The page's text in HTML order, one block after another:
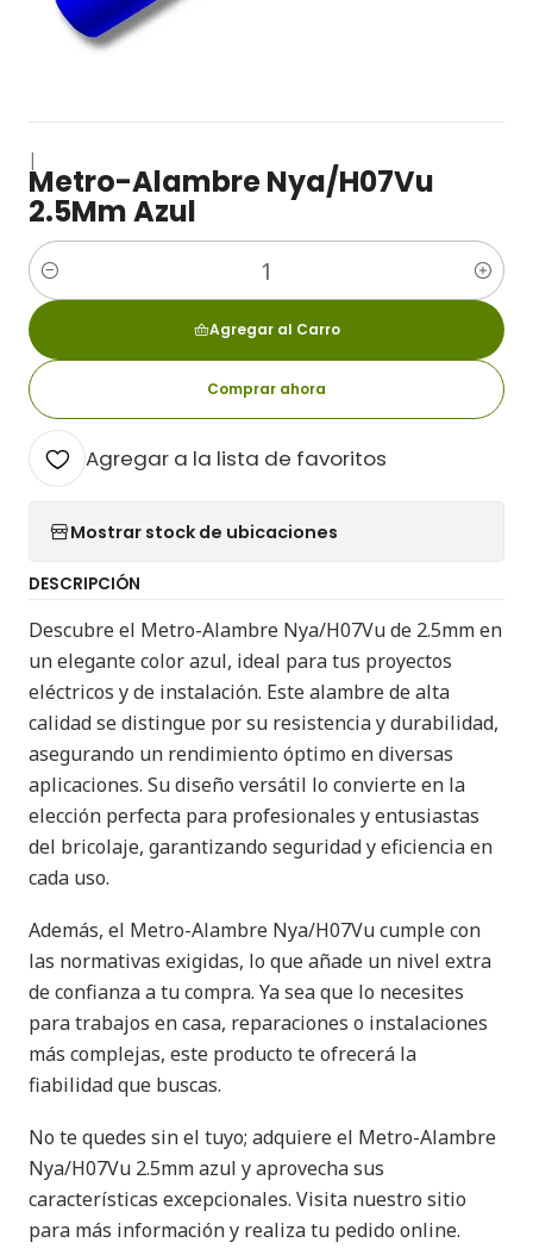
|
Metro-Alambre Nya/H07Vu
2.5Mm Azul
Cantidad
Agregar al Carro
Comprar ahora
Agregar a la lista de favoritos
Mostrar stock de ubicaciones
DESCRIPCIÓN
Descubre el Metro-Alambre Nya/H07Vu de 2.5mm en
un elegante color azul, ideal para tus proyectos
eléctricos y de instalación. Este alambre de alta
calidad se distingue por su resistencia y durabilidad,
asegurando un rendimiento óptimo en diversas
aplicaciones. Su diseño versátil lo convierte en la
elección perfecta para profesionales y entusiastas
del bricolaje, garantizando seguridad y eficiencia en
cada uso.
Además, el Metro-Alambre Nya/H07Vu cumple con
las normativas exigidas, lo que añade un nivel extra
de confianza a tu compra. Ya sea que lo necesites
para trabajos en casa, reparaciones o instalaciones
más complejas, este producto te ofrecerá la
fiabilidad que buscas.
No te quedes sin el tuyo; adquiere el Metro-Alambre
Nya/H07Vu 2.5mm azul y aprovecha sus
características excepcionales. Visita nuestro sitio
para más información y realiza tu pedido online.